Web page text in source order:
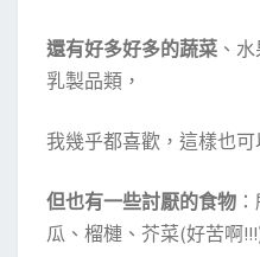
還有好多好多的蔬菜 、
乳製品類，
我幾乎都喜歡，這樣也
但也有一些討厭的食物
瓜、榴槤、芥菜(好苦啊